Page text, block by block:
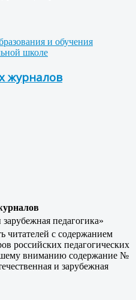
и обучения
школе
журналов
педагогика»
читателей с содержанием
российских педагогических
вниманию содержание №
и зарубежная